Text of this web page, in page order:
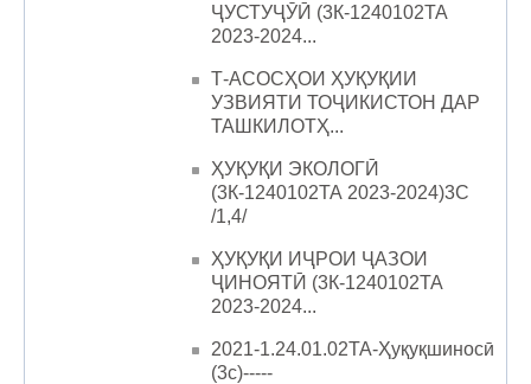
ҶУСТУҶӮӢ (3К-1240102ТА
2023-2024...
Т-АСОСҲОИ ҲУҚУҚИИ
УЗВИЯТИ ТОҶИКИСТОН ДАР
ТАШКИЛОТҲ...
ҲУҚУҚИ ЭКОЛОГӢ
(3К-1240102ТА 2023-2024)3С
/1,4/
ҲУҚУҚИ ИҶРОИ ҶАЗОИ
ҶИНОЯТӢ (3К-1240102ТА
2023-2024...
2021-1.24.01.02ТА-Ҳуқуқшиносӣ
(3с)-----